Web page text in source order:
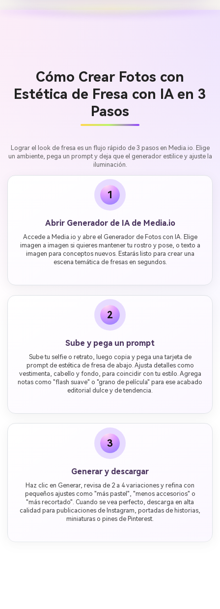
Cómo Crear Fotos con
Estética de Fresa con IA en 3
Pasos
Lograr el look de fresa es un flujo rápido de 3 pasos en Media.io. Elige
un ambiente, pega un prompt y deja que el generador estilice y ajuste la
iluminación.
1
Abrir Generador de IA de Media.io
Accede a Media.io y abre el Generador de Fotos con IA. Elige
imagen a imagen si quieres mantener tu rostro y pose, o texto a
imagen para conceptos nuevos. Estarás listo para crear una
escena temática de fresas en segundos.
2
Sube y pega un prompt
Sube tu selfie o retrato, luego copia y pega una tarjeta de
prompt de estética de fresa de abajo. Ajusta detalles como
vestimenta, cabello y fondo, para coincidir con tu estilo. Agrega
notas como "flash suave" o "grano de película" para ese acabado
editorial dulce y de tendencia.
3
Generar y descargar
Haz clic en Generar, revisa de 2 a 4 variaciones y refina con
pequeños ajustes como "más pastel", "menos accesorios" o
"más recortado". Cuando se vea perfecto, descarga en alta
calidad para publicaciones de Instagram, portadas de historias,
miniaturas o pines de Pinterest.